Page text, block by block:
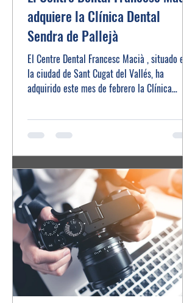
adquiere la Clínica Dental
Sendra de Pallejà
El Centre Dental Francesc Macià , situado en
la ciudad de Sant Cugat del Vallés, ha
adquirido este mes de febrero la Clínica